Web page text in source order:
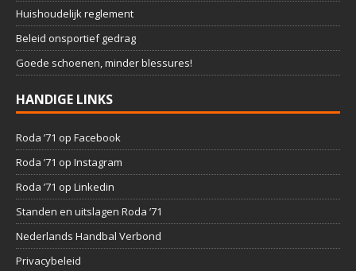
Huishoudelijk reglement
Beleid onsportief gedrag
Goede schoenen, minder blessures!
HANDIGE LINKS
Roda ’71 op Facebook
Roda ’71 op Instagram
Roda ’71 op Linkedin
Standen en uitslagen Roda ’71
Nederlands Handbal Verbond
Privacybeleid